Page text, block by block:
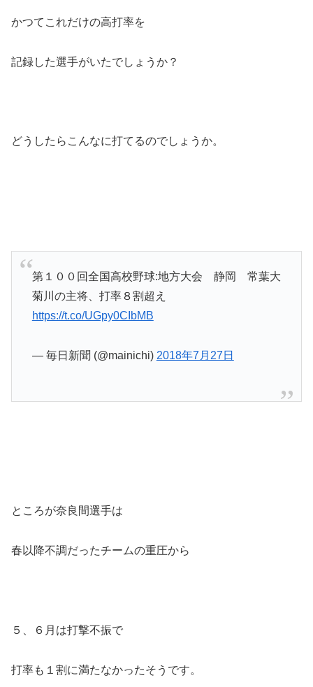
かつてこれだけの高打率を
記録した選手がいたでしょうか？
どうしたらこんなに打てるのでしょうか。
第１００回全国高校野球:地方大会 静岡 常葉大
菊川の主将、打率８割超え
https://t.co/UGpy0CIbMB
— 毎日新聞 (@mainichi) 2018年7月27日
ところが奈良間選手は
春以降不調だったチームの重圧から
５、６月は打撃不振で
打率も１割に満たなかったそうです。